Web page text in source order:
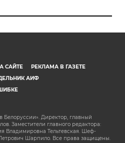
САЙТЕ
РЕКЛАМА В ГАЗЕТЕ
АИФ
Директор, главный
Заместители главного редактора:
Владимировна Тельтевская. Шеф-
Шарпило. Все права защищены.